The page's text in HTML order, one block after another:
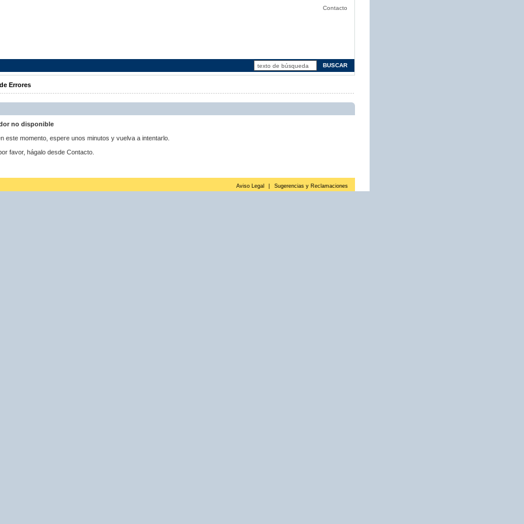
Contacto
Errores
no disponible
este momento, espere unos minutos y vuelva a intentarlo.
favor, hágalo desde Contacto.
Aviso Legal Sugerencias y Reclamaciones